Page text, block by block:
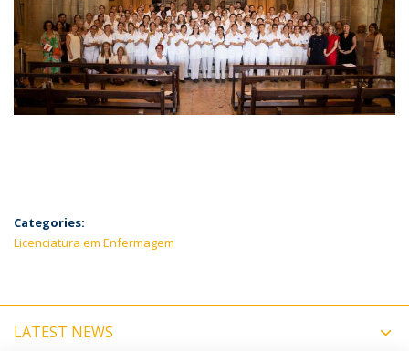
Categories:
Licenciatura em Enfermagem
LATEST NEWS